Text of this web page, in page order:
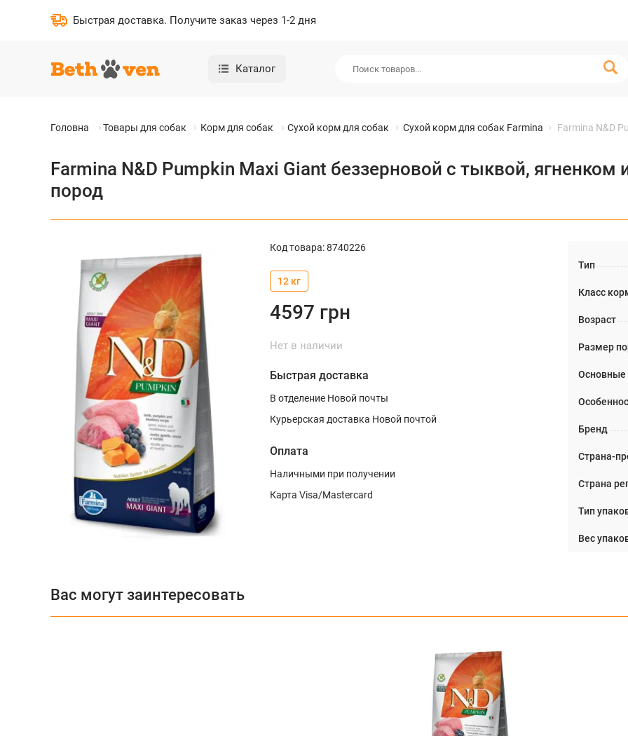
Быстрая доставка. Получите заказ через 1-2 дня
Каталог
Головна Товары для собак Корм для собак Сухой корм для собак Сухой корм для собак Farmina Farmina N&D
Farmina N&D Pumpkin Maxi Giant беззерновой с тыквой,
пород
Код товара:8740226
12 кг
4597 грн
Нет в наличии
Быстрая доставка
В отделение Новой почты
Курьерская доставка Новой почтой
Оплата
Наличными при получении
Карта Visa/Mastercard
Тип
Класс
Возраст
Размер
Основные
Бренд
Страна-
Страна
Тип
Вес
Вас могут заинтересовать